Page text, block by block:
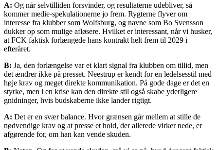
A: Og når selvtilliden forsvinder, og resultaterne udebliver, så
kommer medie-spekulationerne jo frem. Rygterne flyver om
interesse fra klubber som Wolfsburg, og navne som Bo Svensson
dukker op som mulige afløsere. Hvilket er interessant, når vi husker,
at FCK faktisk forlængede hans kontrakt helt frem til 2029 i
efteråret.
B: Ja, den forlængelse var et klart signal fra klubben om tillid, men
det ændrer ikke på presset. Neestrup er kendt for en ledelsesstil med
høje krav og meget direkte kommunikation. På gode dage er det en
styrke, men i en krise kan den direkte stil også skabe yderligere
gnidninger, hvis budskaberne ikke lander rigtigt.
A: Det er en svær balance. Hvor grænsen går mellem at stille de
nødvendige krav og at presse et hold, der allerede virker nede, er
afgørende for, om han kan vende skuden.